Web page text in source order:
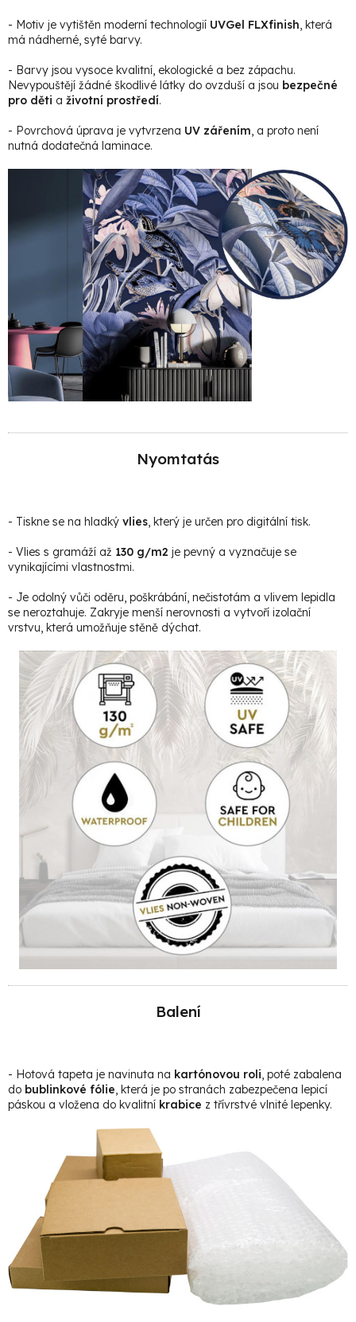
- Motiv je vytištěn moderní technologií UVGel FLXfinish, která
má nádherné, syté barvy.
- Barvy jsou vysoce kvalitní, ekologické a bez zápachu.
Nevypouštějí žádné škodlivé látky do ovzduší a jsou bezpečné
pro děti a životní prostředí.
- Povrchová úprava je vytvrzena UV zářením, a proto není
nutná dodatečná laminace.
Nyomtatás
- Tiskne se na hladký vlies, který je určen pro digitální tisk.
- Vlies s gramáží až 130 g/m2 je pevný a vyznačuje se
vynikajícími vlastnostmi.
- Je odolný vůči oděru, poškrábání, nečistotám a vlivem lepidla
se neroztahuje. Zakryje menší nerovnosti a vytvoří izolační
vrstvu, která umožňuje stěně dýchat.
Balení
- Hotová tapeta je navinuta na kartónovou roli, poté zabalena
do bublinkové fólie, která je po stranách zabezpečena lepicí
páskou a vložena do kvalitní krabice z třívrstvé vlnité lepenky.